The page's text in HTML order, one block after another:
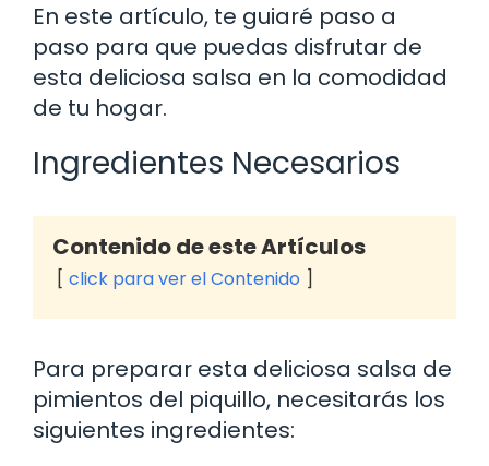
En este artículo, te guiaré paso a
paso para que puedas disfrutar de
esta deliciosa salsa en la comodidad
de tu hogar.
Ingredientes Necesarios
Contenido de este Artículos
click para ver el Contenido
Para preparar esta deliciosa salsa de
pimientos del piquillo, necesitarás los
siguientes ingredientes: